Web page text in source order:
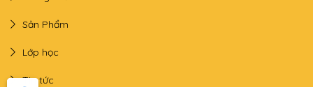
Sản Phẩm
Lớp học
Tin tức